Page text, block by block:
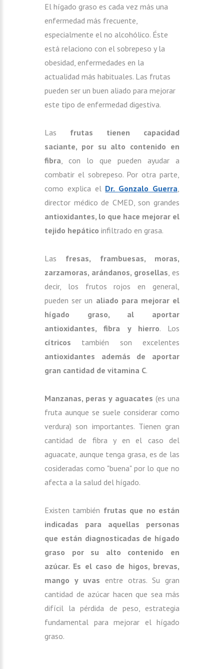
El hígado graso es cada vez más una
enfermedad más frecuente,
especialmente el no alcohólico. Éste
está relaciono con el sobrepeso y la
obesidad, enfermedades en la
actualidad más habituales. Las frutas
pueden ser un buen aliado para mejorar
este tipo de enfermedad digestiva.
Las frutas tienen capacidad
saciante, por su alto contenido en
fibra , con lo que pueden ayudar a
combatir el sobrepeso. Por otra parte,
como explica el Dr. Gonzalo Guerra
director médico de CMED, son grandes
antioxidantes, lo que hace mejorar el
tejido hepático infiltrado en grasa.
Las fresas, frambuesas, moras,
zarzamoras, arándanos, grosellas , es
decir, los frutos rojos en general,
pueden ser un aliado para mejorar el
hígado graso, al aportar
antioxidantes, fibra y hierro. Los
cítricos también son excelentes
antioxidantes además de aportar
gran cantidad de vitamina C.
Manzanas, peras y aguacates (es una
fruta aunque se suele considerar como
verdura) son importantes. Tienen gran
cantidad de fibra y en el caso del
aguacate, aunque tenga grasa, es de las
cosideradas como "buena" por lo que no
afecta a la salud del hígado.
Existen también frutas que no están
indicadas para aquellas personas
que están diagnosticadas de hígado
graso por su alto contenido en
azúcar. Es el caso de higos, brevas,
mango y uvas entre otras. Su gran
cantidad de azúcar hacen que sea más
difícil la pérdida de peso, estrategia
fundamental para mejorar el hígado
graso.